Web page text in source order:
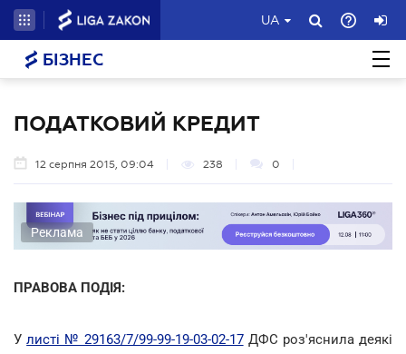
UA
БІЗНЕС
ПОДАТКОВИЙ КРЕДИТ
12 серпня 2015, 09:04 238 0
Реклама
ПРАВОВА ПОДІЯ:
Улисті № 29163/7/99-99-19-03-02-17ДФС роз'яснила деякі